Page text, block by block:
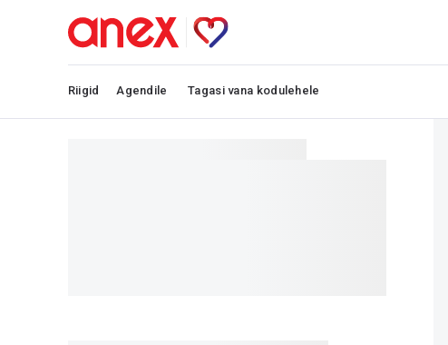
Riigid Agendile Tagasi vana kodulehele